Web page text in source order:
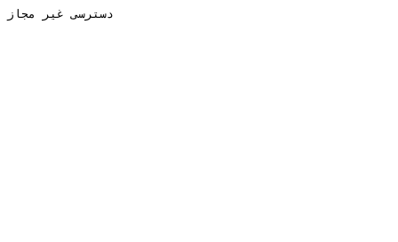
دسترسی غیر مجاز